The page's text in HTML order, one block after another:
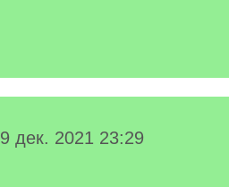
9 дек. 2021 23:29